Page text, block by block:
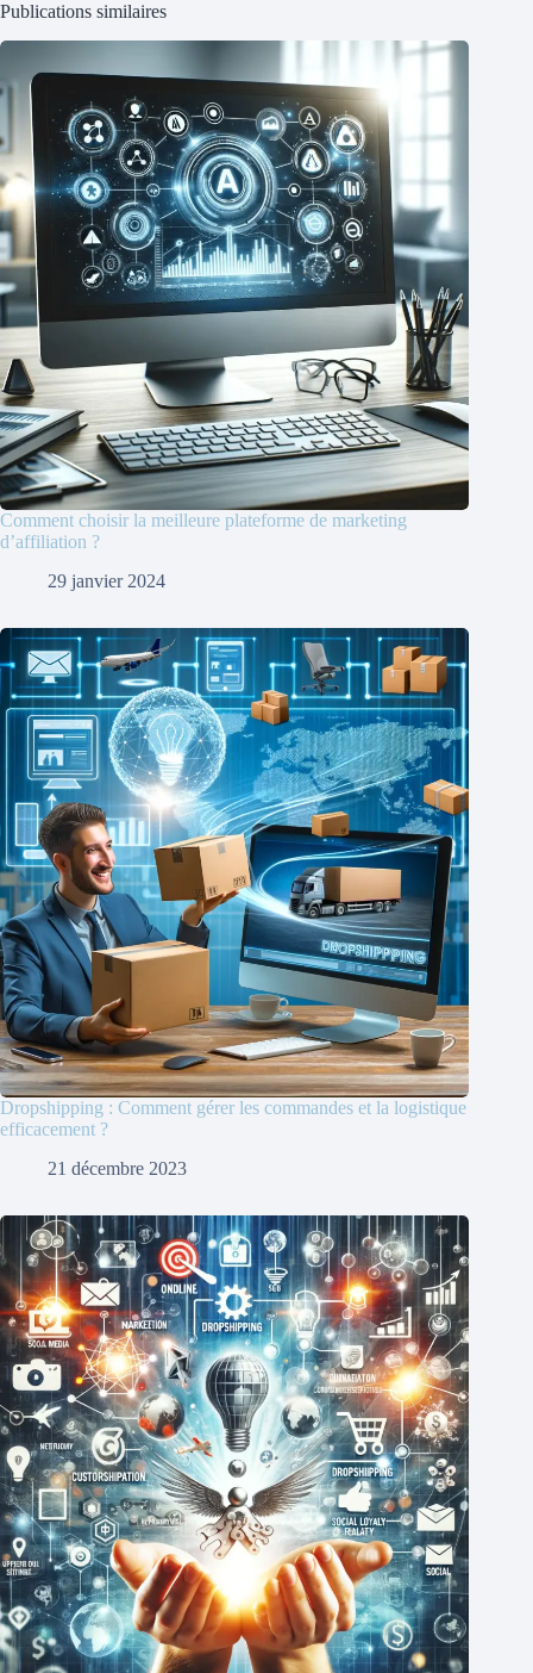
Publications similaires
Comment choisir la meilleure plateforme de marketing
d’affiliation ?
29 janvier 2024
Dropshipping : Comment gérer les commandes et la logistique
efficacement ?
21 décembre 2023